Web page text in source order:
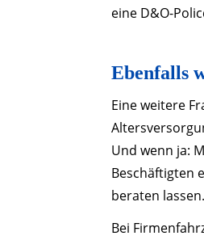
eine D&O-
Ebenfalls
Eine weitere
Und wenn ja:
Beschäftigten
beraten lassen.
Bei